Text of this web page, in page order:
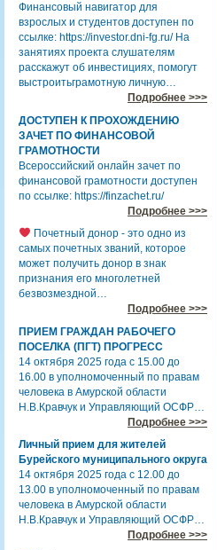
Финансовый навигатор для
взрослых и студентов доступен по
ссылке: https://investor.dni-fg.ru/ На
занятиях проекта слушателям
расскажут об инвестициях, помогут
выстроитьграмотную личную…
Подробнее >>>
ДОСТУПЕН К ПРОХОЖДЕНИЮ
ЗАЧЕТ ПО ФИНАНСОВОЙ
ГРАМОТНОСТИ
Всероссийский онлайн зачет по
финансовой грамотности доступен
по ссылке: https://finzachet.ru/
Подробнее >>>
Почетный донор - это одно из
самых почетных званий, которое
может получить донор в знак
признания его многолетней
безвозмездной…
Подробнее >>>
ПРИЕМ ГРАЖДАН РАБОЧЕГО
ПОСЕЛКА (ПГТ) ПРОГРЕСС
14 октября 2025 года с 15.00 до
16.00 в уполномоченный по правам
человека в Амурской области
Н.В.Кравчук и Управляющий ОСФР…
Подробнее >>>
Личный прием для жителей
Бурейского муниципального округа
14 октября 2025 года с 12.00 до
13.00 в уполномоченный по правам
человека в Амурской области
Н.В.Кравчук и Управляющий ОСФР…
Подробнее >>>